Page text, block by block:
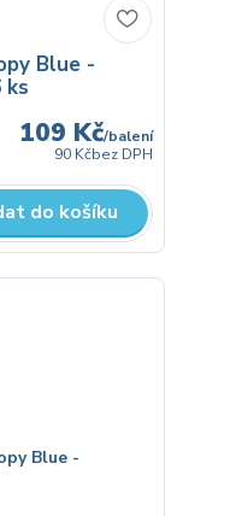
Blue -
ks
109 Kč/balení
90 Kčbez DPH
do košíku